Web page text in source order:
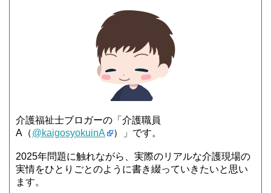
介護福祉士ブロガーの「介護職員
A（@kaigosyokuinA ）」です。
2025年問題に触れながら、実際のリアルな介護現場の
実情をひとりごとのように書き綴っていきたいと思い
ます。